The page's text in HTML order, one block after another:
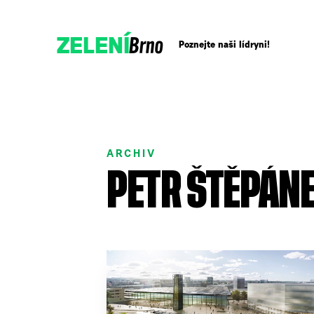
ZELENÍBrno Poznejte naši lídryni!
Podpořte nás darem
ARCHIV
PETR